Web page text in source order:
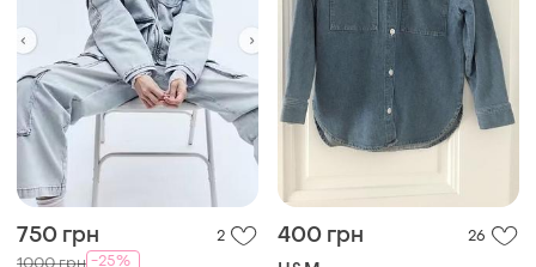
750 грн 2
1000 грн -25%
H&M
Джинсова куртка h&m utility
400 грн 26
H&M
Джинсовая куртка рубашка
ХS і ще 1